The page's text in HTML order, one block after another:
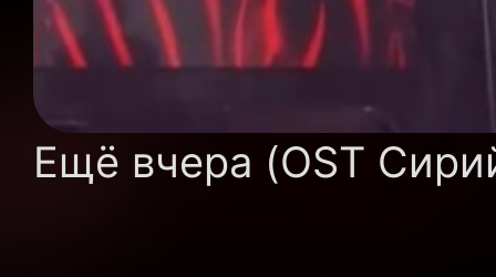
Ещё вчера (OST